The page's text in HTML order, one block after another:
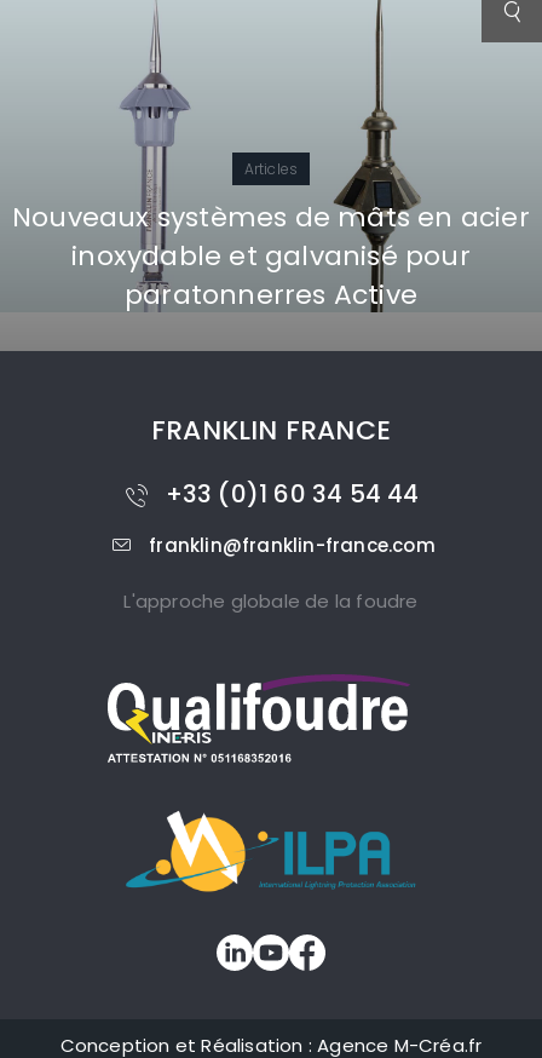
Articles
Nouveaux systèmes de mâts en acier
inoxydable et galvanisé pour
paratonnerres Active
FRANKLIN FRANCE
+33 (0)1 60 34 54 44
franklin@franklin-france.com
L'approche globale de la foudre
Conception et Réalisation : Agence M-Créa.fr